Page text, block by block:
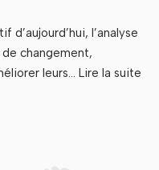
l’analyse
changement,
leurs… Lire la suite